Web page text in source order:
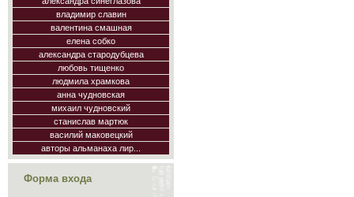
владимир славин
валентина смашная
елена собко
александра стародубцева
любовь тищенко
людмила храмкова
анна чудновская
михаил чудновский
станислав мартюк
василий маковецкий
авторы альманаха лир...
Форма входа